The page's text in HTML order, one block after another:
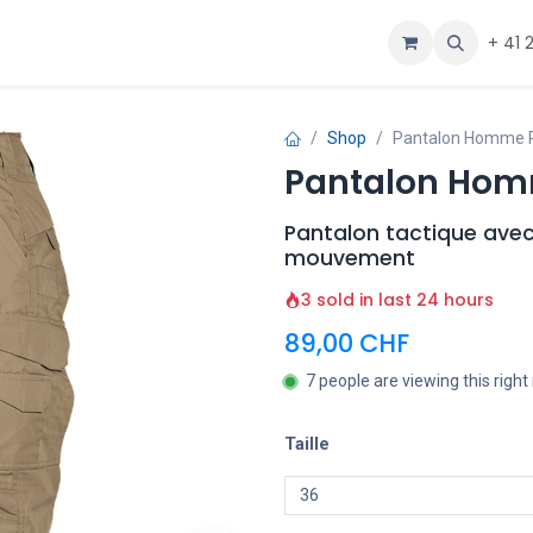
+ 41
Shop Pantalon Homme
Pantalon
Pantalon tactique
mouvement
3 sold in last 24 hours
89,00 CHF
7 people are viewing this right
Taille